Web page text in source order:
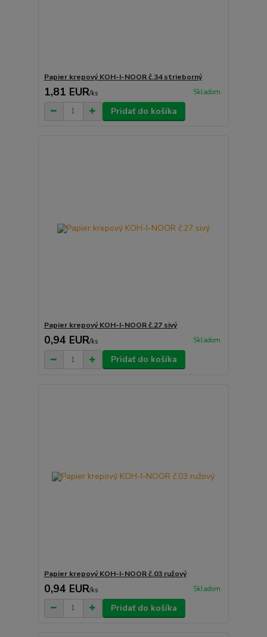
Papier krepový KOH-I-NOOR č.34 strieborný
1,81 EUR/ks Skladom
Pridať do košíka
Papier krepový KOH-I-NOOR č.27 sivý
0,94 EUR/ks Skladom
Pridať do košíka
Papier krepový KOH-I-NOOR č.03 ružový
0,94 EUR/ks Skladom
Pridať do košíka